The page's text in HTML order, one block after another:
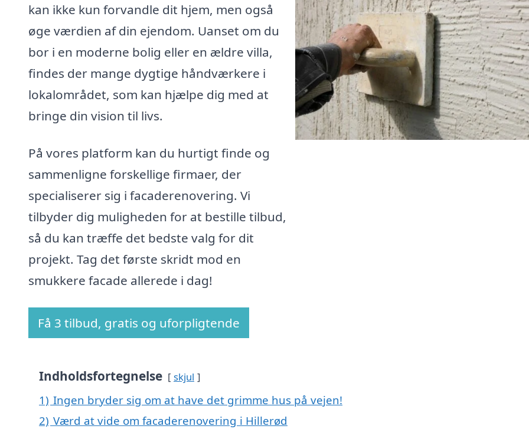
kan ikke kun forvandle dit hjem, men også
øge værdien af din ejendom. Uanset om du
bor i en moderne bolig eller en ældre villa,
findes der mange dygtige håndværkere i
lokalområdet, som kan hjælpe dig med at
bringe din vision til livs.
På vores platform kan du hurtigt finde og
sammenligne forskellige firmaer, der
specialiserer sig i facaderenovering. Vi
tilbyder dig muligheden for at bestille tilbud,
så du kan træffe det bedste valg for dit
projekt. Tag det første skridt mod en
smukkere facade allerede i dag!
Få 3 tilbud, gratis og uforpligtende
Indholdsfortegnelse skjul
1) Ingen bryder sig om at have det grimme hus på vejen!
2) Værd at vide om facaderenovering i Hillerød